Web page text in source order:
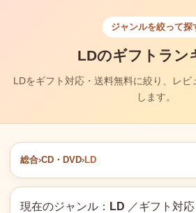
ジャンルを絞って探
LDのギフトラン
LDをギフト対応・送料無料に絞り、レビ
します。
総合›CD・DVD›LD
現在のジャンル： LD ／ギフト対